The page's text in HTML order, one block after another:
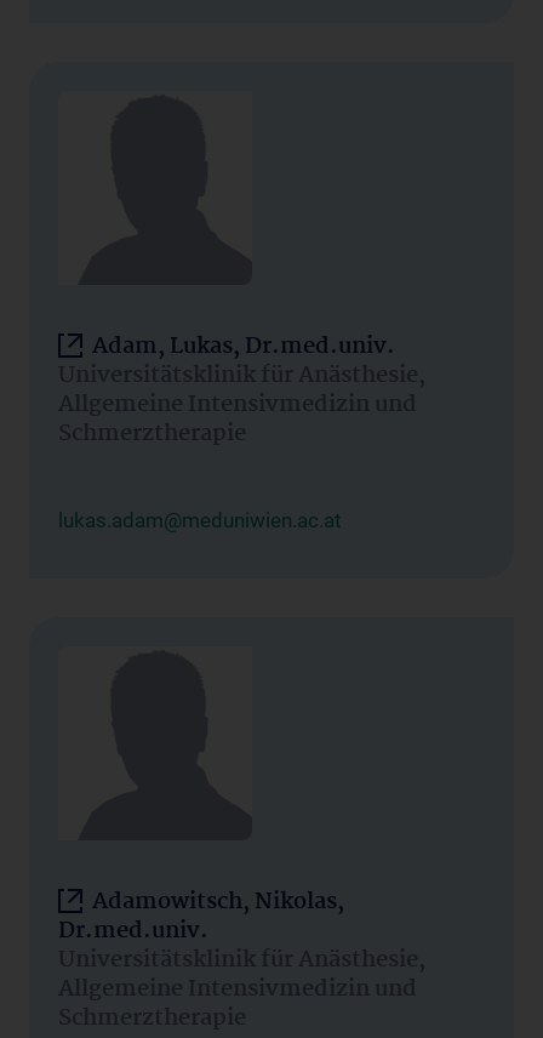
Adam, Lukas, Dr.med.univ.
Universitätsklinik für Anästhesie,
Allgemeine Intensivmedizin und
Schmerztherapie
lukas.adam@meduniwien.ac.at
Adamowitsch, Nikolas,
Dr.med.univ.
Universitätsklinik für Anästhesie,
Allgemeine Intensivmedizin und
Schmerztherapie